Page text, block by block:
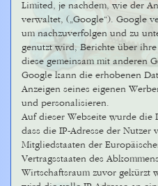
Limited, je nachdem, wie der
verwaltet, („Google“). Google
um nachzuverfolgen und zu
genutzt wird, Berichte über
diese gemeinsam mit anderen
Google kann die erhobenen
Anzeigen seines eigenen
und personalisieren.
Auf dieser Webseite wurde die
dass die IP-Adresse der
Mitgliedstaaten der
Vertragsstaaten des
Wirtschaftsraum zuvor gekürzt